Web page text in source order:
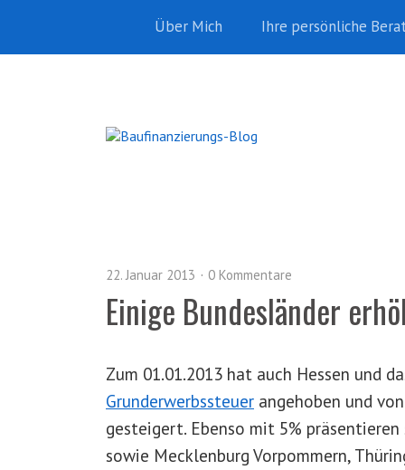
Über Mich Ihre persönliche
22. Januar 2013 0 Kommentare
Einige Bundesländer
Zum 01.01.2013 hat auch Hessen und
Grunderwerbssteuer angehoben und
gesteigert. Ebenso mit 5%
sowie Mecklenburg Vorpommern,